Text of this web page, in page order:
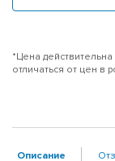
*Цена
отличаться от цен в
Описание